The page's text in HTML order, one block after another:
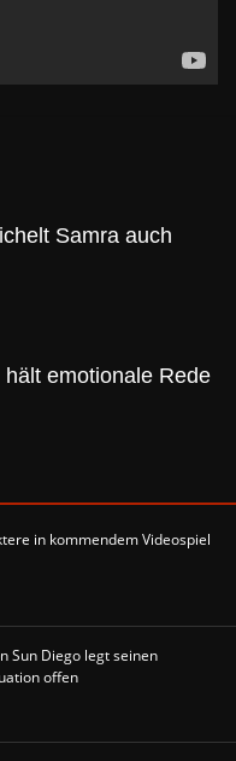
Samra auch
emotionale Rede
in kommendem Videospiel
Sun Diego legt seinen
offen